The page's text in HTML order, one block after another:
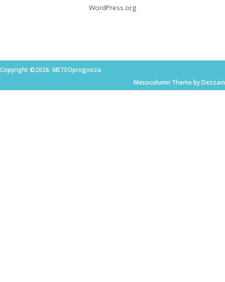
WordPress.org
Copyright ©2026. METEOprognoza
Mesocolumn Theme by Dezzain